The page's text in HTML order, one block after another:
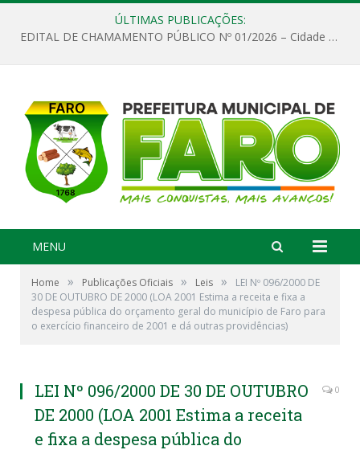
ÚLTIMAS PUBLICAÇÕES:
EDITAL DE CHAMAMENTO PÚBLICO Nº 01/2026 – Cidade de Faro
MENU
Home » Publicações Oficiais » Leis »
LEI Nº 096/2000 DE
30 DE OUTUBRO DE 2000 (LOA 2001 Estima a receita e fixa a
despesa pública do orçamento geral do município de Faro para
o exercício financeiro de 2001 e dá outras providências)
LEI Nº 096/2000 DE 30 DE OUTUBRO
DE 2000 (LOA 2001 Estima a receita
e fixa a despesa pública do
0